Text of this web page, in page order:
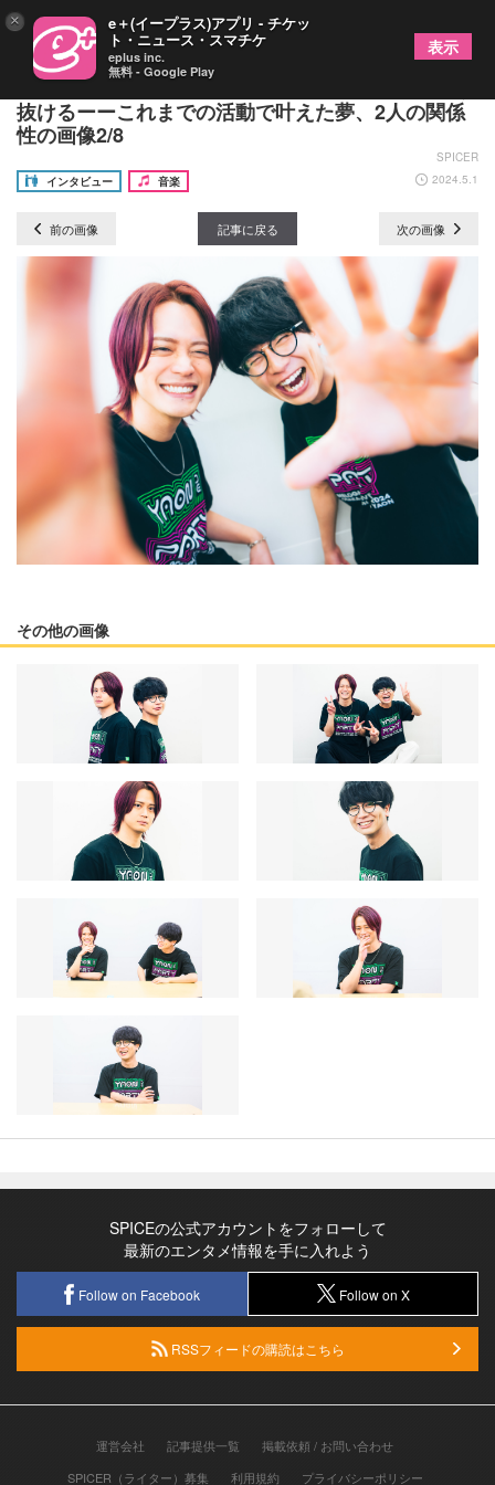
音楽ユニット・MELOGAPPAが5周年イヤーを駆け
抜けるーーこれまでの活動で叶えた夢、2人の関係
性の画像2/8
SPICER
インタビュー
音楽 2024.5.1
前の画像 記事に戻る 次の画像
その他の画像
SPICEの公式アカウントをフォローして
最新のエンタメ情報を手に入れよう
Follow on Facebook Follow on X
RSSフィードの購読はこちら
運営会社 記事提供一覧
掲載依頼 / お問い合わせ
SPICER（ライター）募集
利用規約 プライバシーポリシー
× e＋(イープラス)アプリ - チケッ
ト・ニュース・スマチケ
eplus inc.
無料 - Google Play
表示